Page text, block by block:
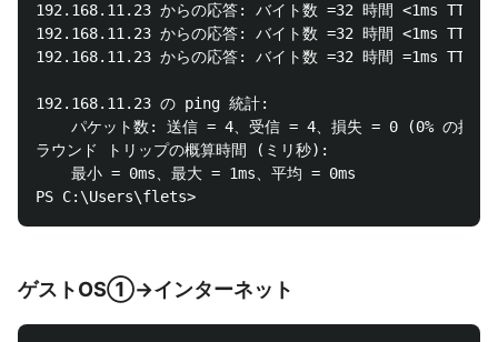
192.168.11.23 からの応答: バイト数 =32 時間 <1ms
192.168.11.23 からの応答: バイト数 =32 時間 <1ms
192.168.11.23 からの応答: バイト数 =32 時間 =1ms
192.168.11.23 の ping 統計:
パケット数: 送信 = 4、受信 = 4、損失 = 0 (0% の損失
ラウンド トリップの概算時間 (ミリ秒):
    最小 = 0ms、最大 = 1ms、平均 = 0ms
ゲストOS①→インターネット